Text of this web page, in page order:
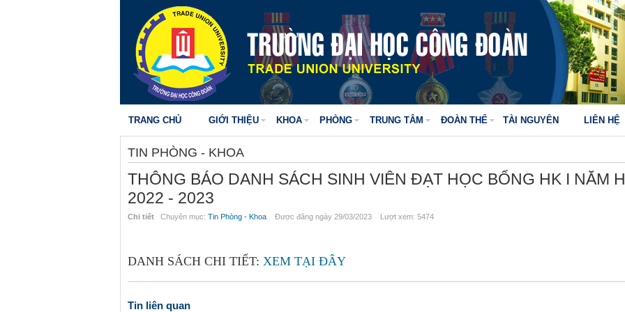
TRANG CHỦ GIỚI THIỆU KHOA PHÒNG TRUNG TÂM ĐOÀN THỂ TÀI NGUYÊN LIÊN HỆ
TIN PHÒNG - KHOA
THÔNG BÁO DANH SÁCH SINH VIÊN ĐẠT HỌC BỔNG HK I NĂM
2022 - 2023
Chi tiết Chuyên mục: Tin Phòng - Khoa Được đăng ngày 29/03/2023 Lượt xem: 5474
DANH SÁCH CHI TIẾT: XEM TẠI ĐÂY
Tin liên quan